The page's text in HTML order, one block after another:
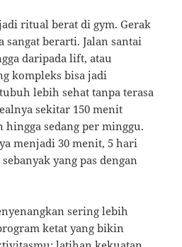
ritual berat di gym. Gerak
berarti. Jalan santai
daripada lift, atau
kompleks bisa jadi
lebih sehat tanpa terasa
sekitar 150 menit
sedang per minggu.
menjadi 30 menit, 5 hari
yang pas dengan
sering lebih
ketat yang bikin